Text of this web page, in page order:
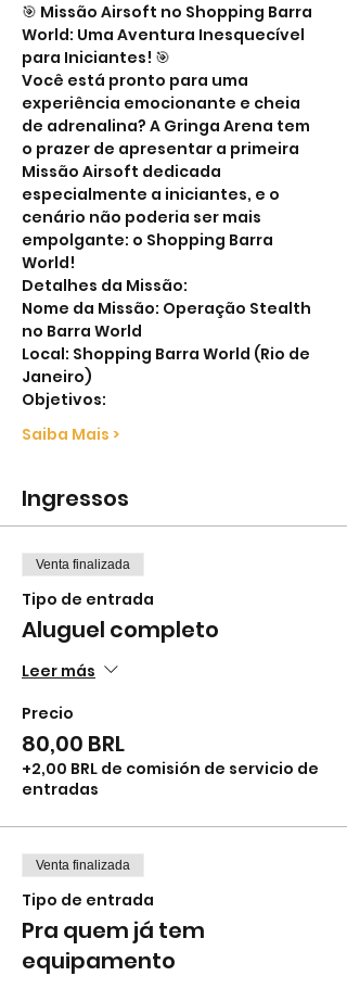
🎯 Missão Airsoft no Shopping Barra
World: Uma Aventura Inesquecível
para Iniciantes! 🎯
Você está pronto para uma
experiência emocionante e cheia
de adrenalina? A Gringa Arena tem
o prazer de apresentar a primeira
Missão Airsoft dedicada
especialmente a iniciantes, e o
cenário não poderia ser mais
empolgante: o Shopping Barra
World!
Detalhes da Missão:
Nome da Missão: Operação Stealth
no Barra World
Local: Shopping Barra World (Rio de
Janeiro)
Objetivos:
Saiba Mais >
Ingressos
Venta finalizada
Tipo de entrada
Aluguel completo
Leer más
Precio
80,00 BRL
+2,00 BRL de comisión de servicio de
entradas
Venta finalizada
Tipo de entrada
Pra quem já tem
equipamento